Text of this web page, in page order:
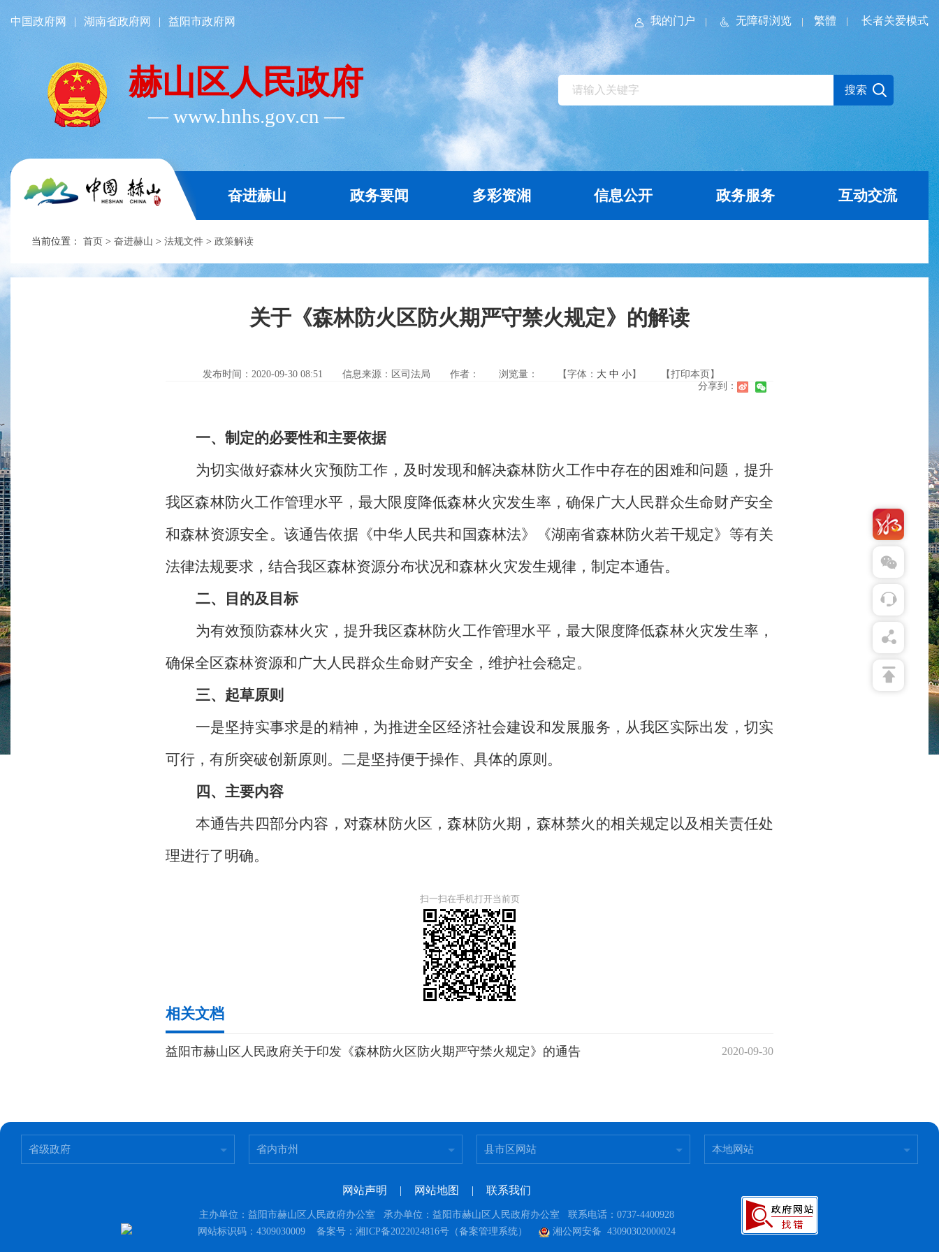
中国政府网 | 湖南省政府网 | 益阳市政府网 长者关爱模式
我的门户 无障碍浏览 繁體
赫山区人民政府
― www.hnhs.gov.cn ―
奋进赫山 政务要闻 多彩资湘 信息公开 政务服务 互动交流
当前位置： 首页 > 奋进赫山 > 法规文件 > 政策解读
关于《森林防火区防火期严守禁火规定》的解读
发布时间：2020-09-30 08:51 信息来源：区司法局 作者： 浏览量： 【字体： 大 中 小】
【打印本页】
分享到：
一、制定的必要性和主要依据
为切实做好森林火灾预防工作，及时发现和解决森林防火工作中存在的困难和问题，提升
我区森林防火工作管理水平，最大限度降低森林火灾发生率，确保广大人民群众生命财产安全
和森林资源安全。该通告依据《中华人民共和国森林法》《湖南省森林防火若干规定》等有关
法律法规要求，结合我区森林资源分布状况和森林火灾发生规律，制定本通告。
二、目的及目标
为有效预防森林火灾，提升我区森林防火工作管理水平，最大限度降低森林火灾发生率，
确保全区森林资源和广大人民群众生命财产安全，维护社会稳定。
三、起草原则
一是坚持实事求是的精神，为推进全区经济社会建设和发展服务，从我区实际出发，切实
可行，有所突破创新原则。二是坚持便于操作、具体的原则。
四、主要内容
本通告共四部分内容，对森林防火区，森林防火期，森林禁火的相关规定以及相关责任处
理进行了明确。
扫一扫在手机打开当前页
相关文档
益阳市赫山区人民政府关于印发《森林防火区防火期严守禁火规定》的通告 2020-09-30
省级政府 省内市州 县市区网站 本地网站
网站声明 | 网站地图 | 联系我们
主办单位：益阳市赫山区人民政府办公室 承办单位：益阳市赫山区人民政府办公室 联系电话：0737-4400928
网站标识码：4309030009 备案号：湘ICP备2022024816号（备案管理系统） 湘公网安备 43090302000024